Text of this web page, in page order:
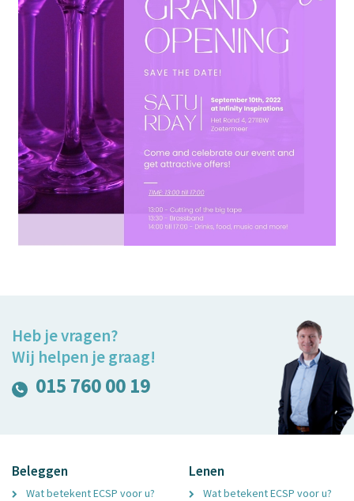
Heb je vragen?
Wij helpen je graag!
015 760 00 19
Beleggen
Wat betekent ECSP voor u?
Lenen
Wat betekent ECSP voor u?